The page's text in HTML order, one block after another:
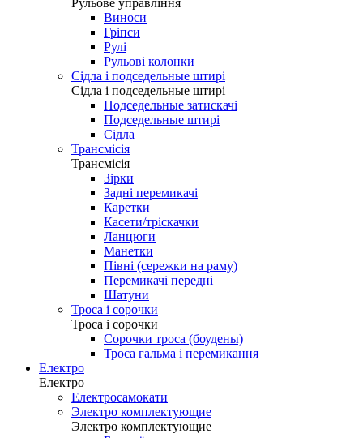
Рульове управління
Виноси
Гріпси
Рулі
Рульові колонки
Сідла і подседельные штирі
Сідла і подседельные штирі
Подседельные затискачі
Подседельные штирі
Сідла
Трансмісія
Трансмісія
Зірки
Задні перемикачі
Каретки
Касети/тріскачки
Ланцюги
Манетки
Півні (сережки на раму)
Перемикачі передні
Шатуни
Троса і сорочки
Троса і сорочки
Сорочки троса (боудены)
Троса гальма і перемикання
Електро
Електро
Електросамокати
Электро комплектующие
Электро комплектующие